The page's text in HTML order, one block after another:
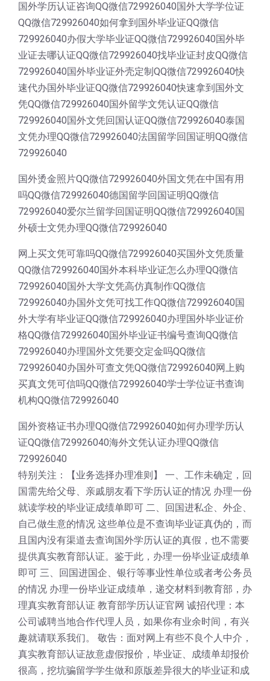
国外学历认证咨询QQ微信729926040国外大学学位证
QQ微信729926040如何拿到国外毕业证QQ微信
729926040办假大学毕业证QQ微信729926040国外毕
业证去哪认证QQ微信729926040找毕业证封皮QQ微信
729926040国外毕业证外壳定制QQ微信729926040快
速代办国外毕业证QQ微信729926040快速拿到国外文
凭QQ微信729926040国外留学文凭认证QQ微信
729926040国外文凭回国认证QQ微信729926040泰国
文凭办理QQ微信729926040法国留学回国证明QQ微信
729926040
国外烫金照片QQ微信729926040外国文凭在中国有用
吗QQ微信729926040德国留学回国证明QQ微信
729926040爱尔兰留学回国证明QQ微信729926040国
外硕士文凭办理QQ微信729926040
网上买文凭可靠吗QQ微信729926040买国外文凭质量
QQ微信729926040国外本科毕业证怎么办理QQ微信
729926040国外大学文凭高仿真制作QQ微信
729926040办国外文凭可找工作QQ微信729926040国
外大学有毕业证QQ微信729926040办理国外毕业证价
格QQ微信729926040国外毕业证书编号查询QQ微信
729926040办理国外文凭要交定金吗QQ微信
729926040办国外可查文凭QQ微信729926040网上购
买真文凭可信吗QQ微信729926040学士学位证书查询
机构QQ微信729926040
国外资格证书办理QQ微信729926040如何办理学历认
证QQ微信729926040海外文凭认证办理QQ微信
729926040
特别关注：【业务选择办理准则】 一、工作未确定，回
国需先给父母、亲戚朋友看下学历认证的情况 办理一份
就读学校的毕业证成绩单即可 二、回国进私企、外企、
自己做生意的情况 这些单位是不查询毕业证真伪的，而
且国内没有渠道去查询国外学历认证的真假，也不需要
提供真实教育部认证。鉴于此，办理一份毕业证成绩单
即可 三、回国进国企、银行等事业性单位或者考公务员
的情况 办理一份毕业证成绩单，递交材料到教育部，办
理真实教育部认证 教育部学历认证官网 诚招代理：本
公司诚聘当地合作代理人员，如果你有业余时间，有兴
趣就请联系我们。 敬告：面对网上有些不良个人中介，
真实教育部认证故意虚假报价，毕业证、成绩单却报价
很高，挖坑骗留学学生做和原版差异很大的毕业证和成